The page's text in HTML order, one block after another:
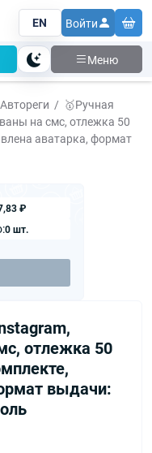
EN Войти
Тема Меню
Автореги
🥇Ручная
на смс, отлежка 50
аватарка, формат
₽
0 шт.
отлежка 50
выдачи: